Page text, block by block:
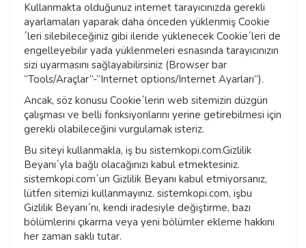
Kullanmakta olduğunuz internet tarayıcınızda gerekli
ayarlamaları yaparak daha önceden yüklenmiş Cookie
´leri silebileceğiniz gibi ileride yüklenecek Cookie´leri de
engelleyebilir yada yüklenmeleri esnasında tarayıcınızın
sizi uyarmasını sağlayabilirsiniz (Browser bar
“Tools/Araçlar”-”Internet options/Internet Ayarları”).
Ancak, söz konusu Cookie´lerin web sitemizin düzgün
çalışması ve belli fonksiyonlarını yerine getirebilmesi için
gerekli olabileceğini vurgulamak isteriz.
Bu siteyi kullanmakla, iş bu sistemkopi.com.Gizlilik
Beyanı´yla bağlı olacağınızı kabul etmektesiniz.
sistemkopi.com´un Gizlilik Beyanı kabul etmiyorsanız,
lütfen sitemizi kullanmayınız. sistemkopi.com, işbu
Gizlilik Beyanı´nı, kendi iradesiyle değiştirme, bazı
bölümlerini çıkarma veya yeni bölümler ekleme hakkını
her zaman saklı tutar.